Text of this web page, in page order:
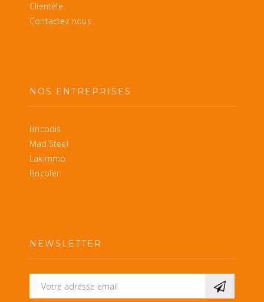
Clientèle
Contactez nous
NOS ENTREPRISES
Bricodis
Mad'Steel
Lakimmo
Bricofer
NEWSLETTER